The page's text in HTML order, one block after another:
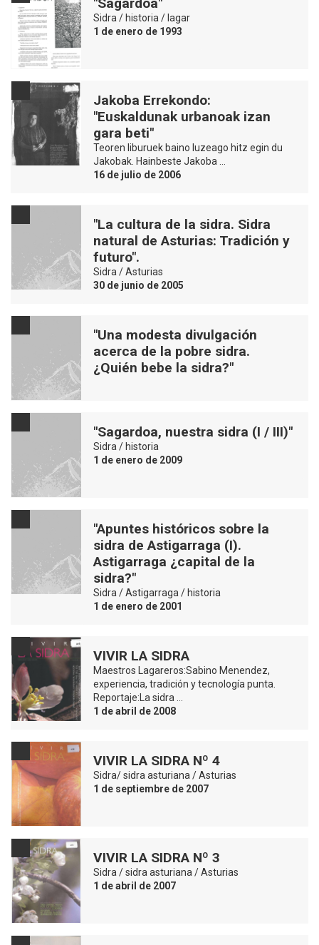
Sidra / historia / lagar
1 de enero de 1993
Jakoba Errekondo:
"Euskaldunak urbanoak izan
gara beti"
Teoren liburuek baino luzeago hitz egin du
Jakobak. Hainbeste Jakoba …
16 de julio de 2006
"La cultura de la sidra. Sidra
natural de Asturias: Tradición y
futuro".
Sidra / Asturias
30 de junio de 2005
"Una modesta divulgación
acerca de la pobre sidra.
¿Quién bebe la sidra?"
"Sagardoa, nuestra sidra (I / III)"
Sidra / historia
1 de enero de 2009
"Apuntes históricos sobre la
sidra de Astigarraga (I).
Astigarraga ¿capital de la
sidra?"
Sidra / Astigarraga / historia
1 de enero de 2001
VIVIR LA SIDRA
Maestros Lagareros:Sabino Menendez,
experiencia, tradición y tecnología punta.
Reportaje:La sidra …
1 de abril de 2008
VIVIR LA SIDRA Nº 4
Sidra/ sidra asturiana / Asturias
1 de septiembre de 2007
VIVIR LA SIDRA Nº 3
Sidra / sidra asturiana / Asturias
1 de abril de 2007